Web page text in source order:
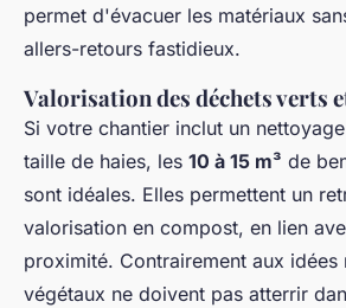
permet d'évacuer les matériaux
allers-retours fastidieux.
Valorisation des déchets verts
Si votre chantier inclut un
taille de haies, les 10 à 15 m³ de
sont idéales. Elles permettent un
valorisation en compost, en lien
proximité. Contrairement aux idées
végétaux ne doivent pas atterrir